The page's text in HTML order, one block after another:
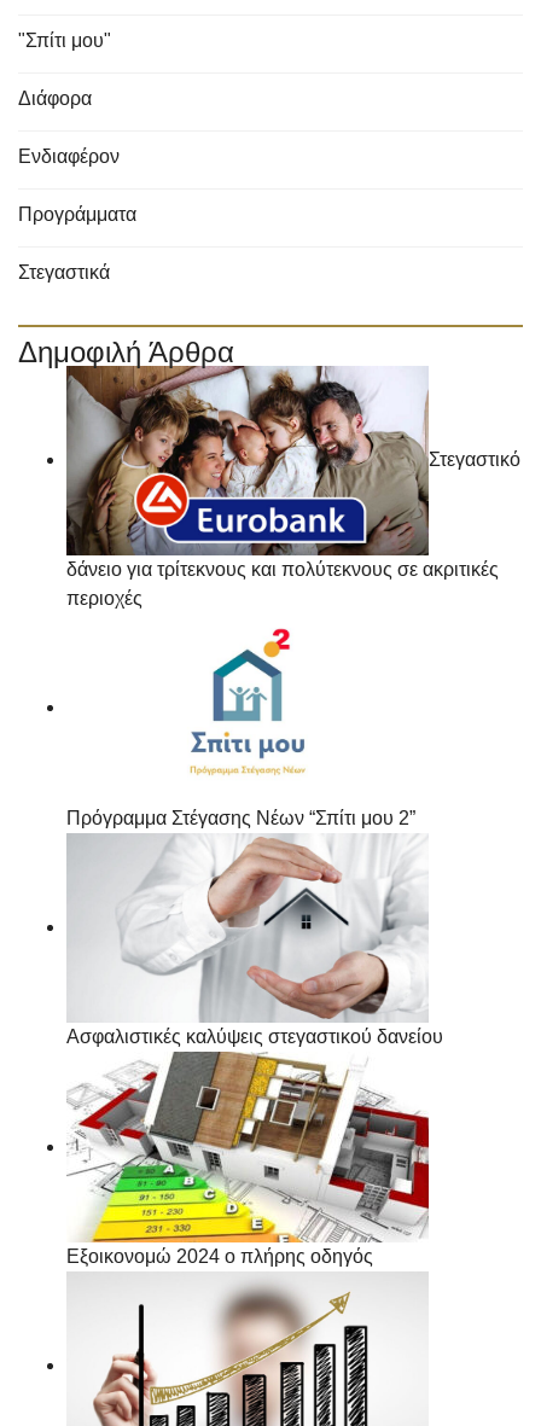
"Σπίτι μου"
Διάφορα
Ενδιαφέρον
Προγράμματα
Στεγαστικά
Δημοφιλή Άρθρα
Στεγαστικό
δάνειο για τρίτεκνους και πολύτεκνους σε ακριτικές
περιοχές
Πρόγραμμα Στέγασης Νέων “Σπίτι μου 2”
Ασφαλιστικές καλύψεις στεγαστικού δανείου
Εξοικονομώ 2024 ο πλήρης οδηγός